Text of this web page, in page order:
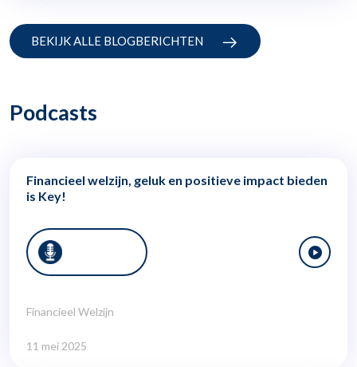
BEKIJK ALLE BLOGBERICHTEN
Podcasts
Financieel welzijn, geluk en positieve impact bieden
is Key!
Financieel Welzijn
11 mei 2025